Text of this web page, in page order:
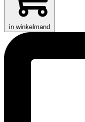
in winkelmand